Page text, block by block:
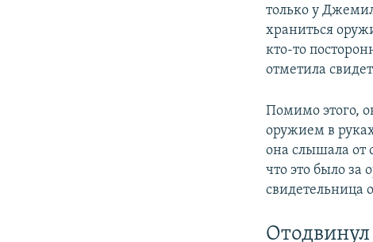
только у
храниться
кто-то
отметила
Помимо этого,
оружием в
она слышала от
что это было за
свидетельница